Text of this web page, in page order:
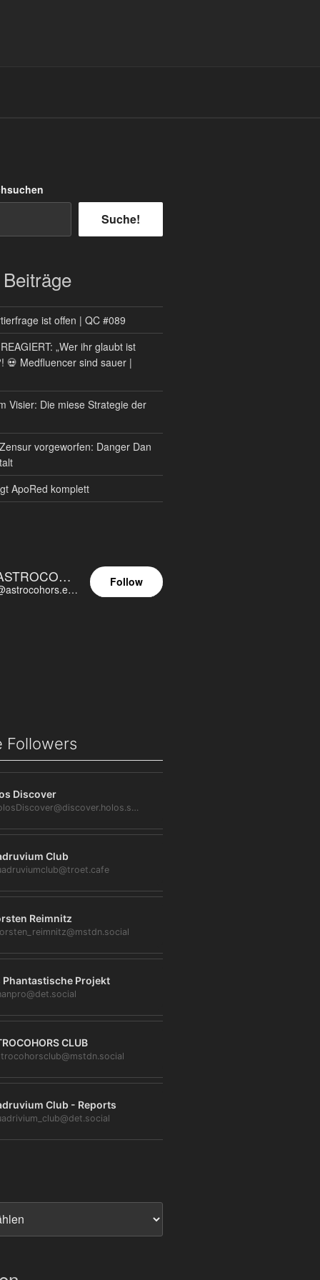
Suche!
ist offen | QC #089
„Wer ihr glaubt ist
💀 Medfluencer sind sauer |
Visier: Die miese Strategie der
vorgeworfen: Danger Dan
ApoRed komplett
ASTROCOHORS EUNOIA ULTIMA
@astrocohors.eu@astrocohors.eu
Follow
Followers
Discover
@HolosDiscover@discover.holos.social
Club
Reimnitz
Phantastische Projekt
CLUB
Club - Reports